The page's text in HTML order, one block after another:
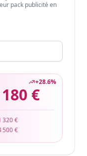
pack publicité en
+28.6%
€
320 €
500 €